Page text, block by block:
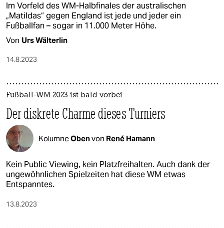
Im Vorfeld des WM-Halbfinales der australischen
„Matildas“ gegen England ist jede und jeder ein
Fußballfan – sogar in 11.000 Meter Höhe.
Von Urs Wälterlin
14.8.2023
Fußball-WM 2023 ist bald vorbei
Der diskrete Charme dieses Turniers
KolumneObenvon René Hamann
Kein Public Viewing, kein Platzfreihalten. Auch dank der
ungewöhnlichen Spielzeiten hat diese WM etwas
Entspanntes.
13.8.2023